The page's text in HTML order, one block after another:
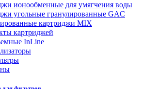
ионообменные для умягчения воды
угольные гранулированные GAC
картриджи MIX
картриджей
InLine